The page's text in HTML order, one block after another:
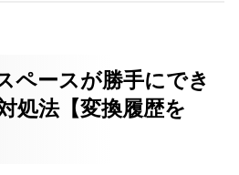
ペースが勝手にでき
処法【変換履歴を